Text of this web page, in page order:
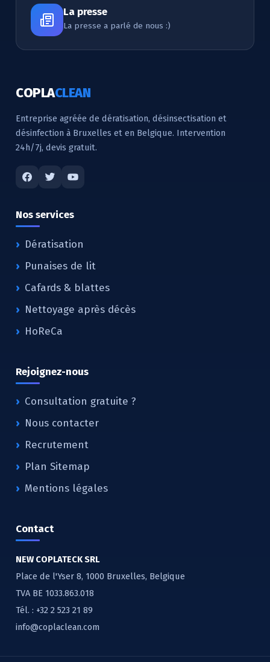
La presse
La presse a parlé de nous :)
COPLACLEAN
Entreprise agréée de dératisation, désinsectisation et
désinfection à Bruxelles et en Belgique. Intervention
24h/7j, devis gratuit.
Nos services
Dératisation
Punaises de lit
Cafards & blattes
Nettoyage après décès
HoReCa
Rejoignez-nous
Consultation gratuite ?
Nous contacter
Recrutement
Plan Sitemap
Mentions légales
Contact
NEW COPLATECK SRL
Place de l'Yser 8, 1000 Bruxelles, Belgique
TVA BE 1033.863.018
Tél. : +32 2 523 21 89
info@coplaclean.com